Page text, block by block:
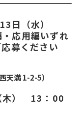
13日（水）
応用編いずれ
募ください
天満 1-2-5）
木） 13：00